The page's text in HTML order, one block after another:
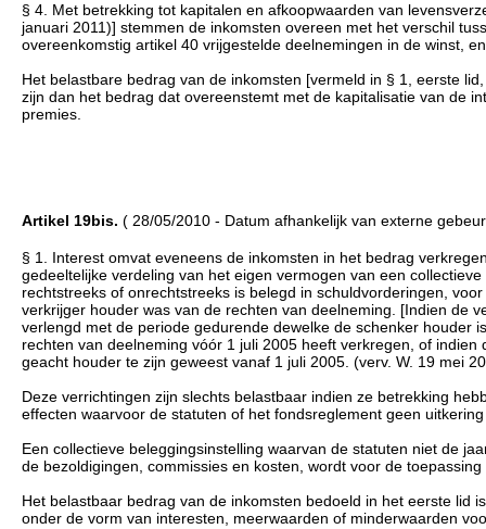
§ 4. Met betrekking tot kapitalen en afkoopwaarden van
januari 2011)] stemmen de inkomsten overeen met het verschil
overeenkomstig artikel 40 vrijgestelde deelnemingen in de winst,
Het belastbare bedrag van de inkomsten [vermeld in § 1, eerste
zijn dan het bedrag dat overeenstemt met de kapitalisatie van de
premies.
Artikel 19bis. ( 28/05/2010 - Datum afhankelijk van externe
§ 1. Interest omvat eveneens de inkomsten in het bedrag
gedeeltelijke verdeling van het eigen vermogen van een
rechtstreeks of onrechtstreeks is belegd in schuldvorderingen,
verkrijger houder was van de rechten van deelneming. [Indien de
verlengd met de periode gedurende dewelke de schenker houder
rechten van deelneming vóór 1 juli 2005 heeft verkregen, of
geacht houder te zijn geweest vanaf 1 juli 2005. (verv. W. 19 mei
Deze verrichtingen zijn slechts belastbaar indien ze betrekking
effecten waarvoor de statuten of het fondsreglement geen
Een collectieve beleggingsinstelling waarvan de statuten niet de
de bezoldigingen, commissies en kosten, wordt voor de
Het belastbaar bedrag van de inkomsten bedoeld in het eerste lid
onder de vorm van interesten, meerwaarden of minderwaarden